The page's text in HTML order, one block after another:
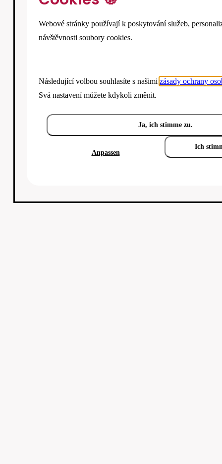
Webové stránky používají k poskytování služeb,
návštěvnosti soubory cookies.
Následující volbou souhlasíte s našimi zásady ochrany
Svá nastavení můžete kdykoli změnit.
Ja, ich stimme zu.
Anpassen
Ich